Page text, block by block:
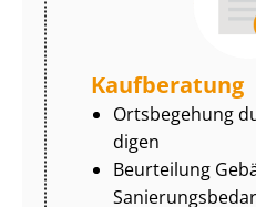
Kaufberatung
Ortsbegehung
di­gen
Beurteilung